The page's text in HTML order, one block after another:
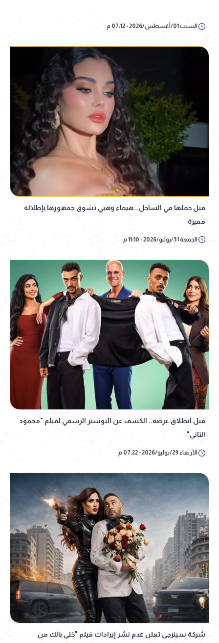
السبت 01/أغسطس/2026 - 07:12 م
قبل حفلها في الساحل.. هيفاء وهبي تشوق جمهورها بإطلالة
مميزة
الجمعة 31/يوليو/2026 - 11:10 م
قبل انطلاق عرضه.. الكشف عن البوستر الرسمي لفيلم "محمود
التاني"
الأربعاء 29/يوليو/2026 - 07:22 م
شركة سينرجي تعلن عدم نشر إيرادات فيلم "خلي بالك من